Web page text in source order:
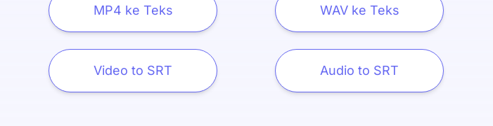
MP4 ke Teks WAV ke Teks
Video to SRT Audio to SRT